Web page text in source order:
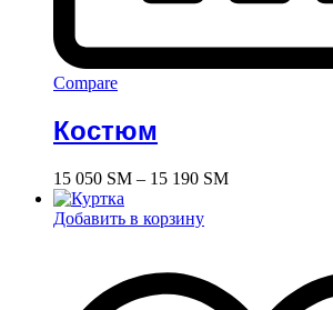
Compare
Костюм
15 050 ЅМ – 15 190 ЅМДиапазон
190 ЅМ
Добавить в корзину